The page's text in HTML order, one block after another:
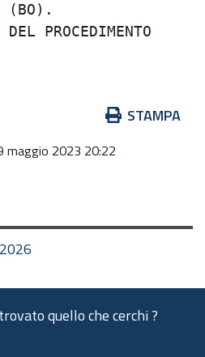
STAMPA
maggio 2023 20:22
quello che cerchi ?